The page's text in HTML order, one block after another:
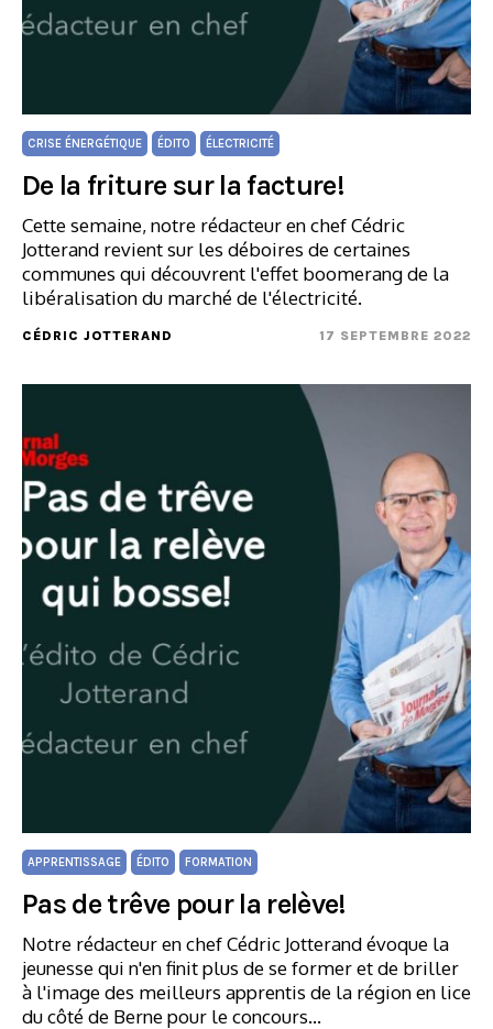
CRISE ÉNERGÉTIQUE ÉDITO ÉLECTRICITÉ
De la friture sur la facture!
Cette semaine, notre rédacteur en chef Cédric
Jotterand revient sur les déboires de certaines
communes qui découvrent l'effet boomerang de la
libéralisation du marché de l'électricité.
CÉDRIC JOTTERAND 17 SEPTEMBRE 2022
APPRENTISSAGE ÉDITO FORMATION
Pas de trêve pour la relève!
Notre rédacteur en chef Cédric Jotterand évoque la
jeunesse qui n'en finit plus de se former et de briller
à l'image des meilleurs apprentis de la région en lice
du côté de Berne pour le concours…